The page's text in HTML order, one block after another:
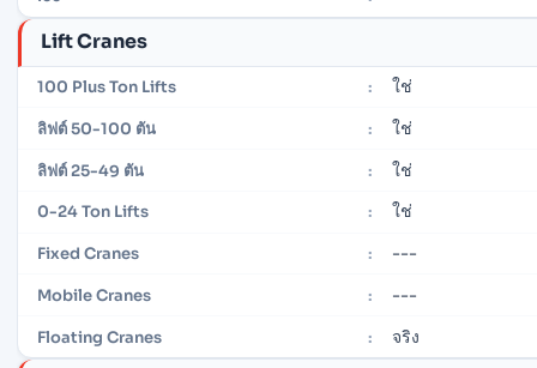
Lift Cranes
100 Plus Ton Lifts : ใช่
ลิฟต์ 50-100 ตัน : ใช่
ลิฟต์ 25-49 ตัน : ใช่
0-24 Ton Lifts : ใช่
Fixed Cranes : ---
Mobile Cranes : ---
Floating Cranes : จริง